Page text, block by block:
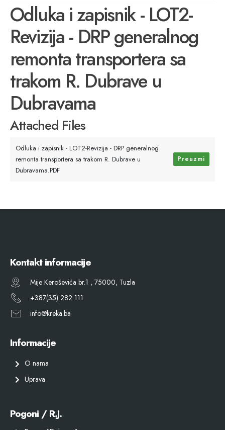
Odluka i zapisnik - LOT2-
Revizija - DRP generalnog
remonta transportera sa
trakom R. Dubrave u
Dubravama
Attached Files
Odluka i zapisnik - LOT2-Revizija - DRP generalnog
remonta transportera sa trakom R. Dubrave u
Dubravama.PDF
Preuzmi
Kontakt informacije
Mije Keroševića br.1 , 75000, Tuzla
+387(35) 282 111
info@kreka.ba
Informacije
O nama
Uprava
Pogoni / R.J.